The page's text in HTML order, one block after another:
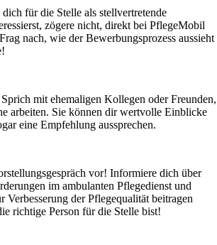
für die Stelle als stellvertretende
zögere nicht, direkt bei PflegeMobil
nach, wie der Bewerbungsprozess aussieht
mit ehemaligen Kollegen oder Freunden,
arbeiten. Sie können dir wertvolle Einblicke
eine Empfehlung aussprechen.
vor! Informiere dich über
im ambulanten Pflegedienst und
Verbesserung der Pflegequalität beitragen
richtige Person für die Stelle bist!